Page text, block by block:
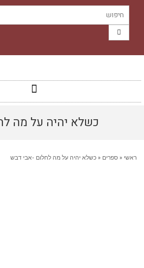
כשלא יהיה על מה
ראשי « ספרים « כשלא יהיה על מה לחלום -אבי דבש